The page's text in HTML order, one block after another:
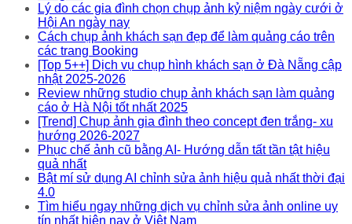
Lý do các gia đình chọn chụp ảnh kỷ niệm ngày cưới ở
Hội An ngày nay
Cách chụp ảnh khách sạn đẹp để làm quảng cáo trên
các trang Booking
[Top 5++] Dịch vụ chụp hình khách sạn ở Đà Nẵng cập
nhật 2025-2026
Review những studio chụp ảnh khách sạn làm quảng
cáo ở Hà Nội tốt nhất 2025
[Trend] Chụp ảnh gia đình theo concept đen trắng- xu
hướng 2026-2027
Phục chế ảnh cũ bằng AI- Hướng dẫn tất tần tật hiệu
quả nhất
Bật mí sử dụng AI chỉnh sửa ảnh hiệu quả nhất thời đại
4.0
Tìm hiểu ngay những dịch vụ chỉnh sửa ảnh online uy
tín nhất hiện nay ở Việt Nam